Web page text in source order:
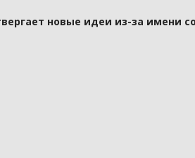
новые идеи из-за имени